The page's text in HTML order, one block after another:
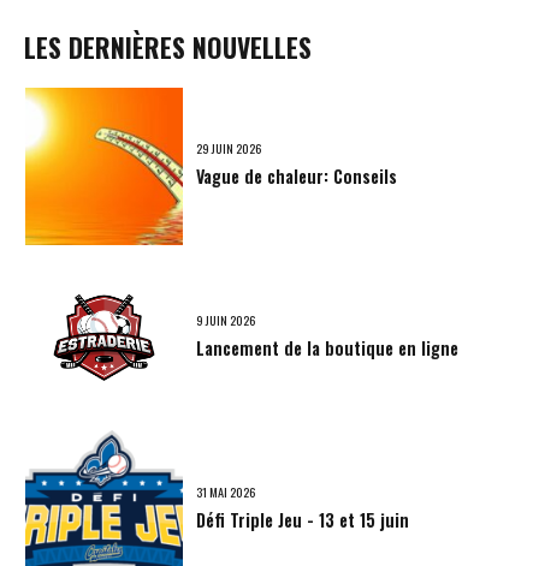
LES DERNIÈRES NOUVELLES
29 JUIN 2026
Vague de chaleur: Conseils
9 JUIN 2026
Lancement de la boutique en ligne
31 MAI 2026
Défi Triple Jeu - 13 et 15 juin